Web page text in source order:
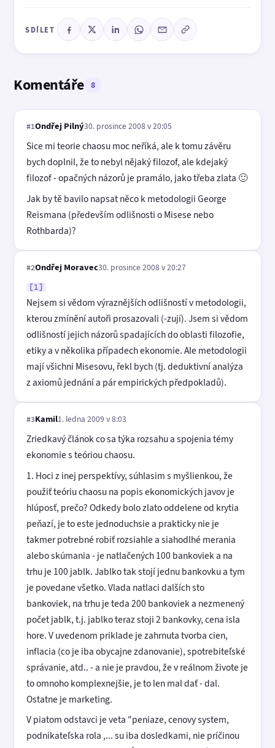
SDÍLET
Komentáře 8
#1Ondřej Pilný30. prosince 2008 v 20:05
Sice mi teorie chaosu moc neříká, ale k tomu závěru
bych doplnil, že to nebyl nějaký filozof, ale kdejaký
filozof - opačných názorů je pramálo, jako třeba zlata 🙂
Jak by tě bavilo napsat něco k metodologii George
Reismana (především odlišnosti o Misese nebo
Rothbarda)?
#2Ondřej Moravec30. prosince 2008 v 20:27
[1]
Nejsem si vědom výraznějších odlišností v metodologii,
kterou zmínění autoři prosazovali (-zují). Jsem si vědom
odlišností jejich názorů spadajících do oblasti filozofie,
etiky a v několika případech ekonomie. Ale metodologii
mají všichni Misesovu, řekl bych (tj. deduktivní analýza
z axiomů jednání a pár empirických předpokladů).
#3Kamil1. ledna 2009 v 8:03
Zriedkavý článok co sa týka rozsahu a spojenia témy
ekonomie s teóriou chaosu.
1. Hoci z inej perspektívy, súhlasim s myšlienkou, že
použiť teóriu chaosu na popis ekonomických javov je
hlúposť, prečo? Odkedy bolo zlato oddelene od krytia
peňazí, je to este jednoduchsie a prakticky nie je
takmer potrebné robiť rozsiahle a siahodlhé merania
alebo skúmania - je natlačených 100 bankoviek a na
trhu je 100 jablk. Jablko tak stojí jednu bankovku a tym
je povedane všetko. Vlada natlaci dalších sto
bankoviek, na trhu je teda 200 bankoviek a nezmenený
počet jablk, t.j. jablko teraz stoji 2 bankovky, cena isla
hore. V uvedenom priklade je zahrnuta tvorba cien,
inflacia (co je iba obycajne zdanovanie), spotrebiteľské
správanie, atd.. - a nie je pravdou, že v reálnom živote je
to omnoho komplexnejšie, je to len mal dať - dal.
Ostatne je marketing.
V piatom odstavci je veta "peniaze, cenovy system,
podnikateľska rola ,... su iba dosledkami, nie príčinou